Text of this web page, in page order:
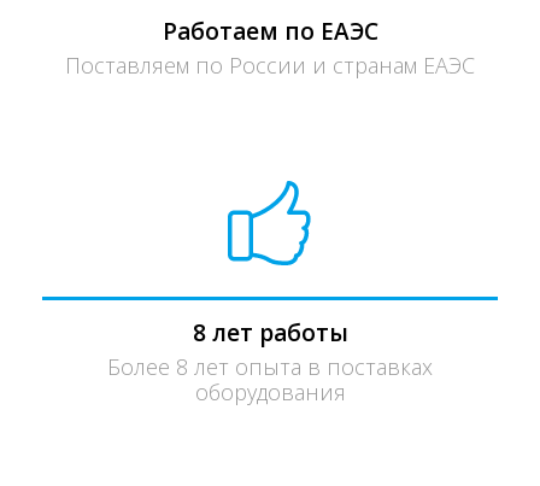
Работаем по ЕАЭС
Поставляем по России и странам ЕАЭС
8 лет работы
Более 8 лет опыта в поставках
оборудования